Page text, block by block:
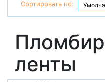
Сортировать по:
ленты